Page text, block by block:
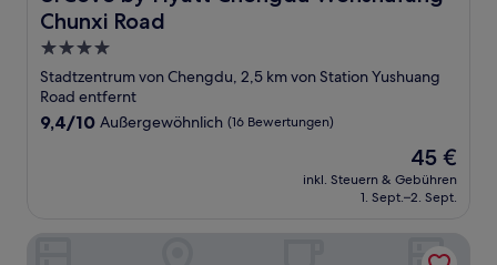
Chunxi Road
4.0-
Sterne-
Unterkunft
Stadtzentrum von Chengdu, 2,5 km von Station Yushuang
Road entfernt
9.4
9,4/10 Außergewöhnlich (16 Bewertungen)
Der
Preis
beträgt
45 €
inkl. Steuern & Gebühren
1. Sept.–2. Sept.